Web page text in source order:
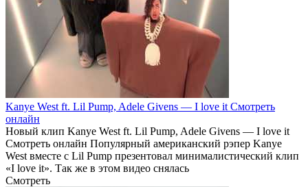
Kanye West ft. Lil Pump, Adele Givens — I love it Смотреть
онлайн
Новый клип Kanye West ft. Lil Pump, Adele Givens — I love it
Смотреть онлайн Популярный американский рэпер Kanye
West вместе с Lil Pump презентовал минималистический клип
«I love it». Так же в этом видео снялась
Смотреть